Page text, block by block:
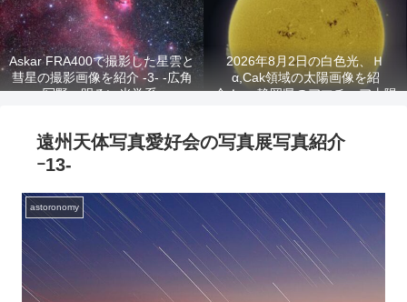
Askar FRA400で撮影した星雲と
彗星の撮影画像を紹介 -3- -広角
写野、明るい光学系-
2026年8月2日の白色光、Ｈ
α,Cak領域の太陽画像を紹
介！ -静岡県のアマチュア太陽
遠州天体写真愛好会の写真展写真紹介
ｰ13-
astoronomy